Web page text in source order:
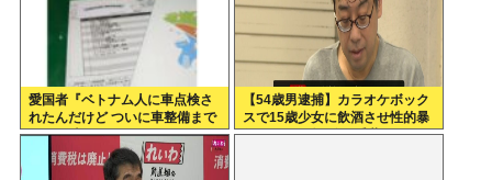
愛国者『ベトナム人に車点検さ
れたんだけど ついに車整備まで
グエン時代かよ…』
【54歳男逮捕】カラオケボック
スで15歳少女に飲酒させ性的暴
行 スマホで撮影か 千葉